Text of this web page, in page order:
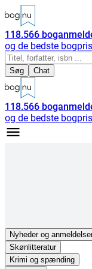
118.566
og de bedste
Søg Chat
118.566
og de bedste
Nyhederog
Skønlitteratur
Krimi og spænding